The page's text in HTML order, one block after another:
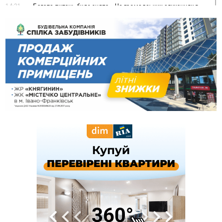
14:31
«Багато питань буде знято». На громадських слуханнях в
Яремче обговорили, як вирішити питання джипінгу в
Карпатах
13:54
5 «тихих» хвороб, які виявляє профілактичне обстеження
13:30
ФОТО На Надрічній тривають останні приготування до
нового руху
12:57
У Франківську зафіксували найбільшу спеку за всю історію
спостережень
12:24
Лікування наркоманії Київ: чому важливо розпочати
терапію якомога раніше
тисяч гривень у валюті, засудили до 5 років
Податкова передасть в Міноборони для "Оберегу" дані про
чоловіків 18–60 років
Водійка, яку на Сухомлинського побив інший керманич,
відмовилася від обвинувачення — справу закрили
У Франківську, Коломиї, Долині та Яремче 6 серпня
зафіксували рекордну спеку
Змушував надсилати інтимні фото: на Прикарпатті
затримали підозрюваного у розбещенні малолітньої